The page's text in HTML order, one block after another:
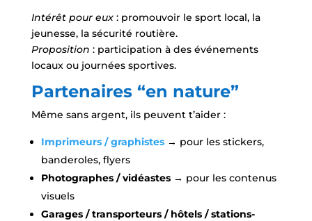
Intérêt pour eux: promouvoir le sport local, la
jeunesse, la sécurité routière.
Proposition : participation à des événements
locaux ou journées sportives.
Partenaires “en nature”
Même sans argent, ils peuvent t’aider :
Imprimeurs / graphistes→ pour les stickers,
banderoles, flyers
Photographes / vidéastes→ pour les contenus
visuels
Garages / transporteurs / hôtels / stations-